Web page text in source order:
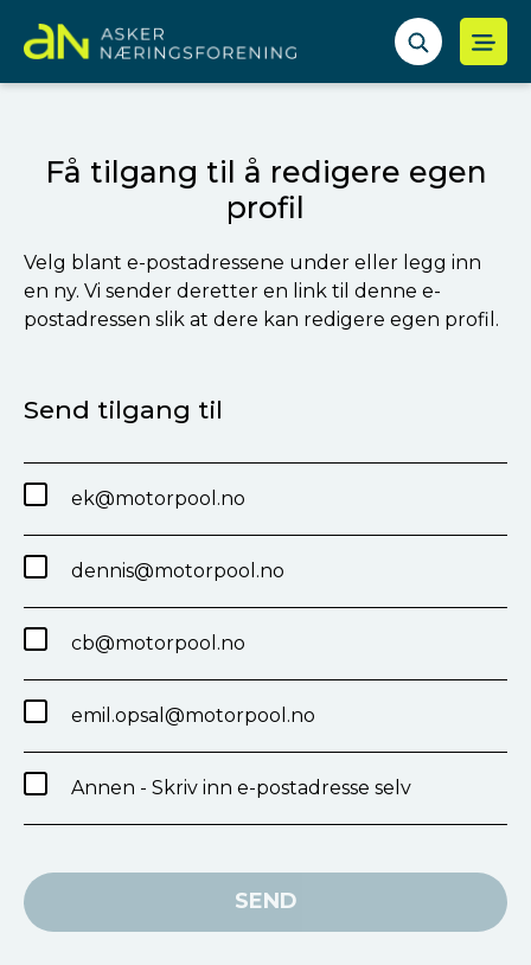
Få tilgang til å redigere egen
profil
Velg blant e-postadressene under eller legg inn
en ny. Vi sender deretter en link til denne e-
postadressen slik at dere kan redigere egen profil.
Send tilgang til
ek@motorpool.no
dennis@motorpool.no
cb@motorpool.no
emil.opsal@motorpool.no
Annen - Skriv inn e-postadresse selv
SEND